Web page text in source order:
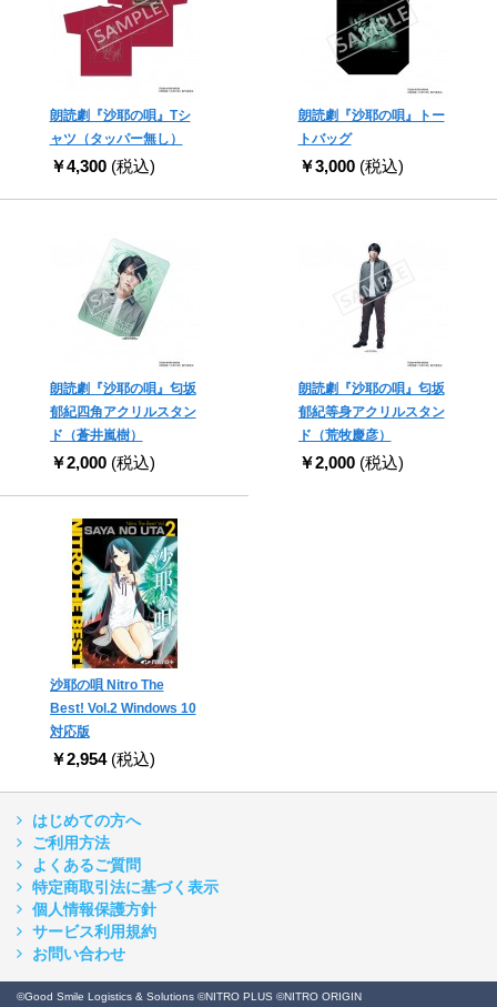
朗読劇『沙耶の唄』Tシ
ャツ（タッパー無し）
￥4,300 (税込)
朗読劇『沙耶の唄』トー
トバッグ
￥3,000 (税込)
朗読劇『沙耶の唄』匂坂
郁紀四角アクリルスタン
ド（蒼井嵐樹）
￥2,000 (税込)
朗読劇『沙耶の唄』匂坂
郁紀等身アクリルスタン
ド（荒牧慶彦）
￥2,000 (税込)
沙耶の唄 Nitro The
Best! Vol.2 Windows 10
対応版
￥2,954 (税込)
はじめての方へ
ご利用方法
よくあるご質問
特定商取引法に基づく表示
個人情報保護方針
サービス利用規約
お問い合わせ
©Good Smile Logistics & Solutions ©NITRO PLUS ©NITRO ORIGIN